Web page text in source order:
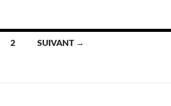
2 SUIVANT →